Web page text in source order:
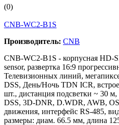
(0)
CNB-WC2-B1S
Производитель: CNB
CNB-WC2-B1S - корпусная HD-
sensor, развертка 16:9
Телевизионных линий,
DSS, День/Ночь TDN ICR,
шт., дистанция подсветки ~ 30
DSS, 3D-DNR, D.WDR, AWB,
движения, интерфейс RS-485,
размеры: диам. 66.5 мм, длина